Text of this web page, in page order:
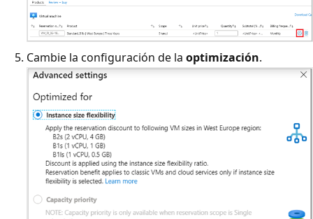
Cambie la configuración de la optimización.